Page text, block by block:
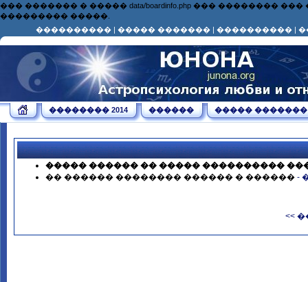
��� ������� � ����� data/boardinfo.php ���
��������� �����.
���������� | ����� ������� | ���������� |
�������� 2014 ������ ����� �������
����� ������ �� ����� ����������
�� ������ �������� ������ � ������ -
<<